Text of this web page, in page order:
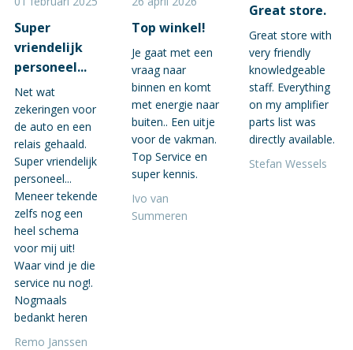
Super
vriendelijk
personeel...
Net wat
zekeringen voor
de auto en een
relais gehaald.
Super vriendelijk
personeel...
Meneer tekende
zelfs nog een
heel schema
voor mij uit!
Waar vind je die
service nu nog!.
Nogmaals
bedankt heren
Remo Janssen
Top winkel!
Je gaat met een
vraag naar
binnen en komt
met energie naar
buiten.. Een uitje
voor de vakman.
Top Service en
super kennis.
Ivo van
Summeren
Great store.
Great store with
very friendly
knowledgeable
staff. Everything
on my amplifier
parts list was
directly available.
Stefan Wessels